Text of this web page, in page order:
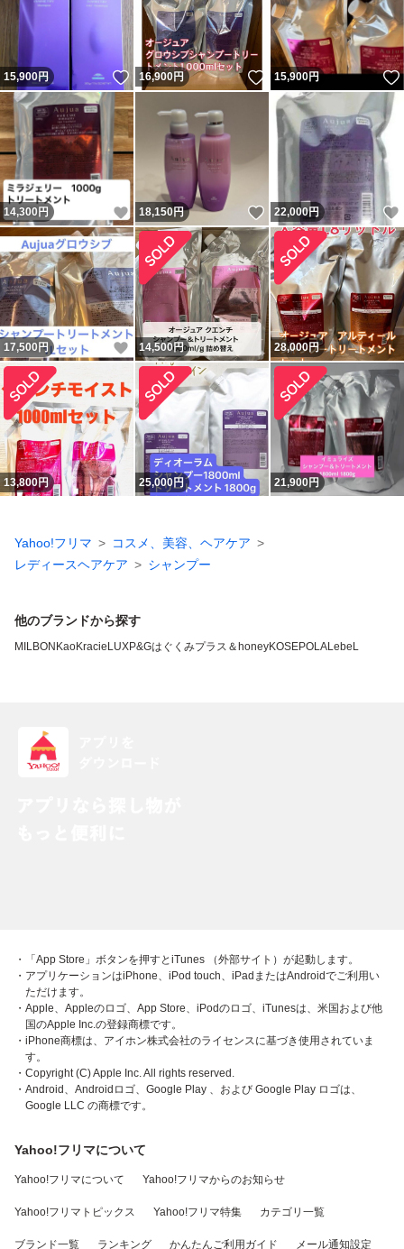
15,900円 いいね！
16,900円 いいね！
15,900円
14,300 円 いいね！
18,150円 いいね！
22,000円
17,500 円 いいね！
14,500円 28,000円
13,800円 25,000円 21,900円
Yahoo!フリマ
コスメ、美容、ヘアケア
レディースヘアケア
シャンプー
他のブランドから探す
MILBON KaoKracie LUXP&Gはぐくみプラス ＆honeyKOSEPOLALebeL
・「App Store」ボタンを押すとiTunes （外部サイト）が起動します。
・アプリケーションはiPhone、iPod touch、iPadまたはAndroidでご利用い
ただけます。
・Apple、Appleのロゴ、App Store、iPodのロゴ、iTunesは、米国および他
国のApple Inc.の登録商標です。
・iPhone商標は、アイホン株式会社のライセンスに基づき使用されていま
す。
・Copyright (C) Apple Inc. All rights reserved.
・Android、Androidロゴ、Google Play 、および Google Play ロゴは、
Google LLC の商標です。
Yahoo!フリマについて
Yahoo!フリマについて Yahoo!フリマからのお知らせ
Yahoo!フリマトピックス Yahoo!フリマ特集 カテゴリ一覧
ブランド一覧 ランキング かんたんご利用ガイド メール通知設定